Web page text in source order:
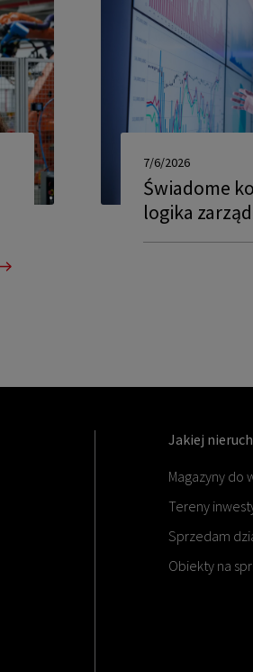
7/6/2026
Świadome
logika
Jakiej
Magazyny do
Tereny
Sprzedam
Obiekty na